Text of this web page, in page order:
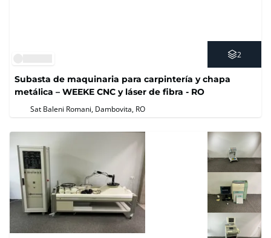
2
Subasta de maquinaria para carpintería y chapa
metálica – WEEKE CNC y láser de fibra - RO
Sat Baleni Romani, Dambovita, RO